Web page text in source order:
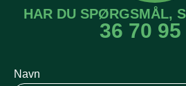
Navn
HAR DU SPØRGSMÅL,
36 70 95